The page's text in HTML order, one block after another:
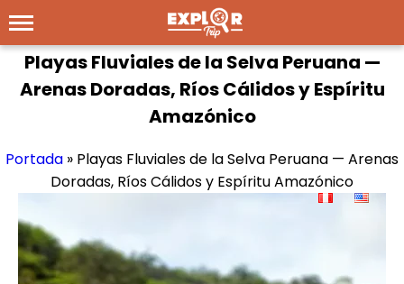
Playas Fluviales de la Selva Peruana —
Arenas Doradas, Ríos Cálidos y Espíritu
Amazónico
Portada » Playas Fluviales de la Selva Peruana — Arenas
Doradas, Ríos Cálidos y Espíritu Amazónico